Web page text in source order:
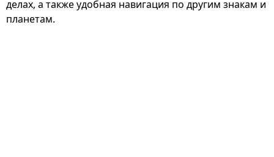
делах, а также удобная навигация по другим знакам и
планетам.